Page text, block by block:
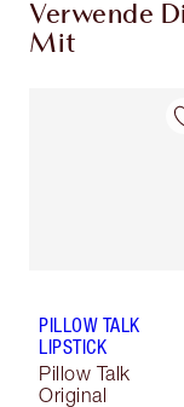
Verwende
Mit
PILLOW TALK
LIPSTICK
Pillow Talk
Original